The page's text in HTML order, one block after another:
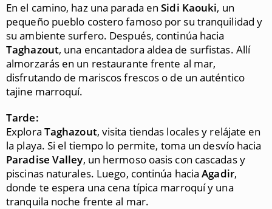
En el camino, haz una parada enSidi Kaouki, un
pequeño pueblo costero famoso por su tranquilidad y
su ambiente surfero. Después, continúa hacia
Taghazout, una encantadora aldea de surfistas. Allí
almorzarás en un restaurante frente al mar,
disfrutando de mariscos frescos o de un auténtico
tajine marroquí.
Tarde:
Explora Taghazout, visita tiendas locales y relájate en
la playa. Si el tiempo lo permite, toma un desvío hacia
Paradise Valley, un hermoso oasis con cascadas y
piscinas naturales. Luego, continúa haciaAgadir,
donde te espera una cena típica marroquí y una
tranquila noche frente al mar.